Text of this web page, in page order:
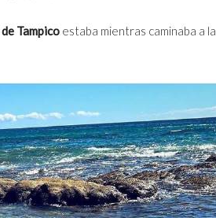
Tampico estaba mientras caminaba a la